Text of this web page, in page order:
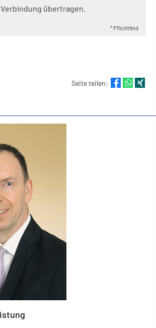
Verbindung übertragen.
* Pflichtfeld
Seite teilen: